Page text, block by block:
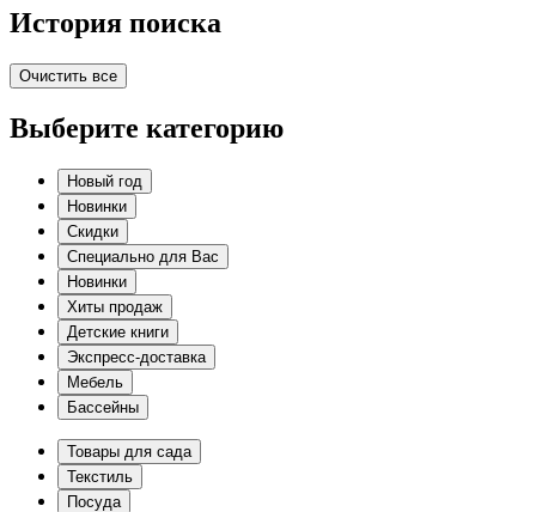
История поиска
Очистить все
Выберите категорию
Новый год
Новинки
Скидки
Специально для Вас
Новинки
Хиты продаж
Детские книги
Экспресс-доставка
Мебель
Бассейны
Товары для сада
Текстиль
Посуда